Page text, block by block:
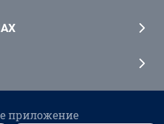
приложение